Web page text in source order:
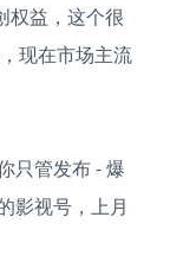
权益，这个很
现在市场主流
只管发布 - 爆
影视号，上月